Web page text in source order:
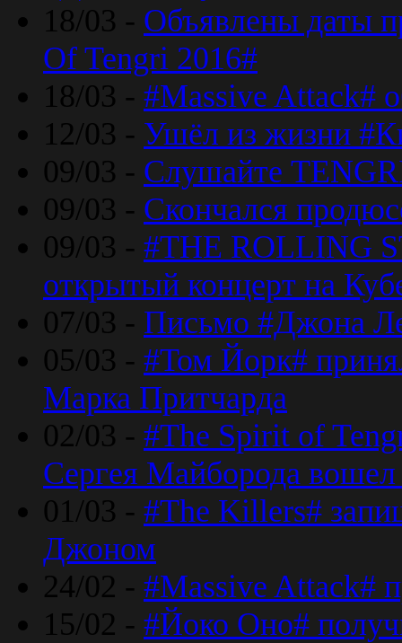
18/03 - Объявлены даты
Of Tengri 2016#
18/03 - #Massive Attack#
12/03 - Ушёл из жизни
09/03 - Слушайте
09/03 - Скончался
09/03 - #THE ROLLING
открытый концерт на
07/03 - Письмо #Джона
05/03 - #Том Йорк#
Марка Притчарда
02/03 - #The Spirit of
Сергея Майборода
01/03 - #The Killers#
Джоном
24/02 - #Massive Attack#
15/02 - #Йоко Оно#